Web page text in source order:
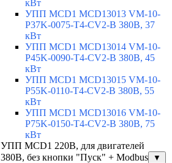
кВт
УПП MCD1 MCD13013 VM-10-
P37K-0075-T4-CV2-B 380В, 37
кВт
УПП MCD1 MCD13014 VM-10-
P45K-0090-T4-CV2-B 380В, 45
кВт
УПП MCD1 MCD13015 VM-10-
P55K-0110-T4-CV2-B 380В, 55
кВт
УПП MCD1 MCD13016 VM-10-
P75K-0150-T4-CV2-B 380В, 75
кВт
УПП MCD1 220В, для двигателей
380В, без кнопки "Пуск" + Modbus
▼